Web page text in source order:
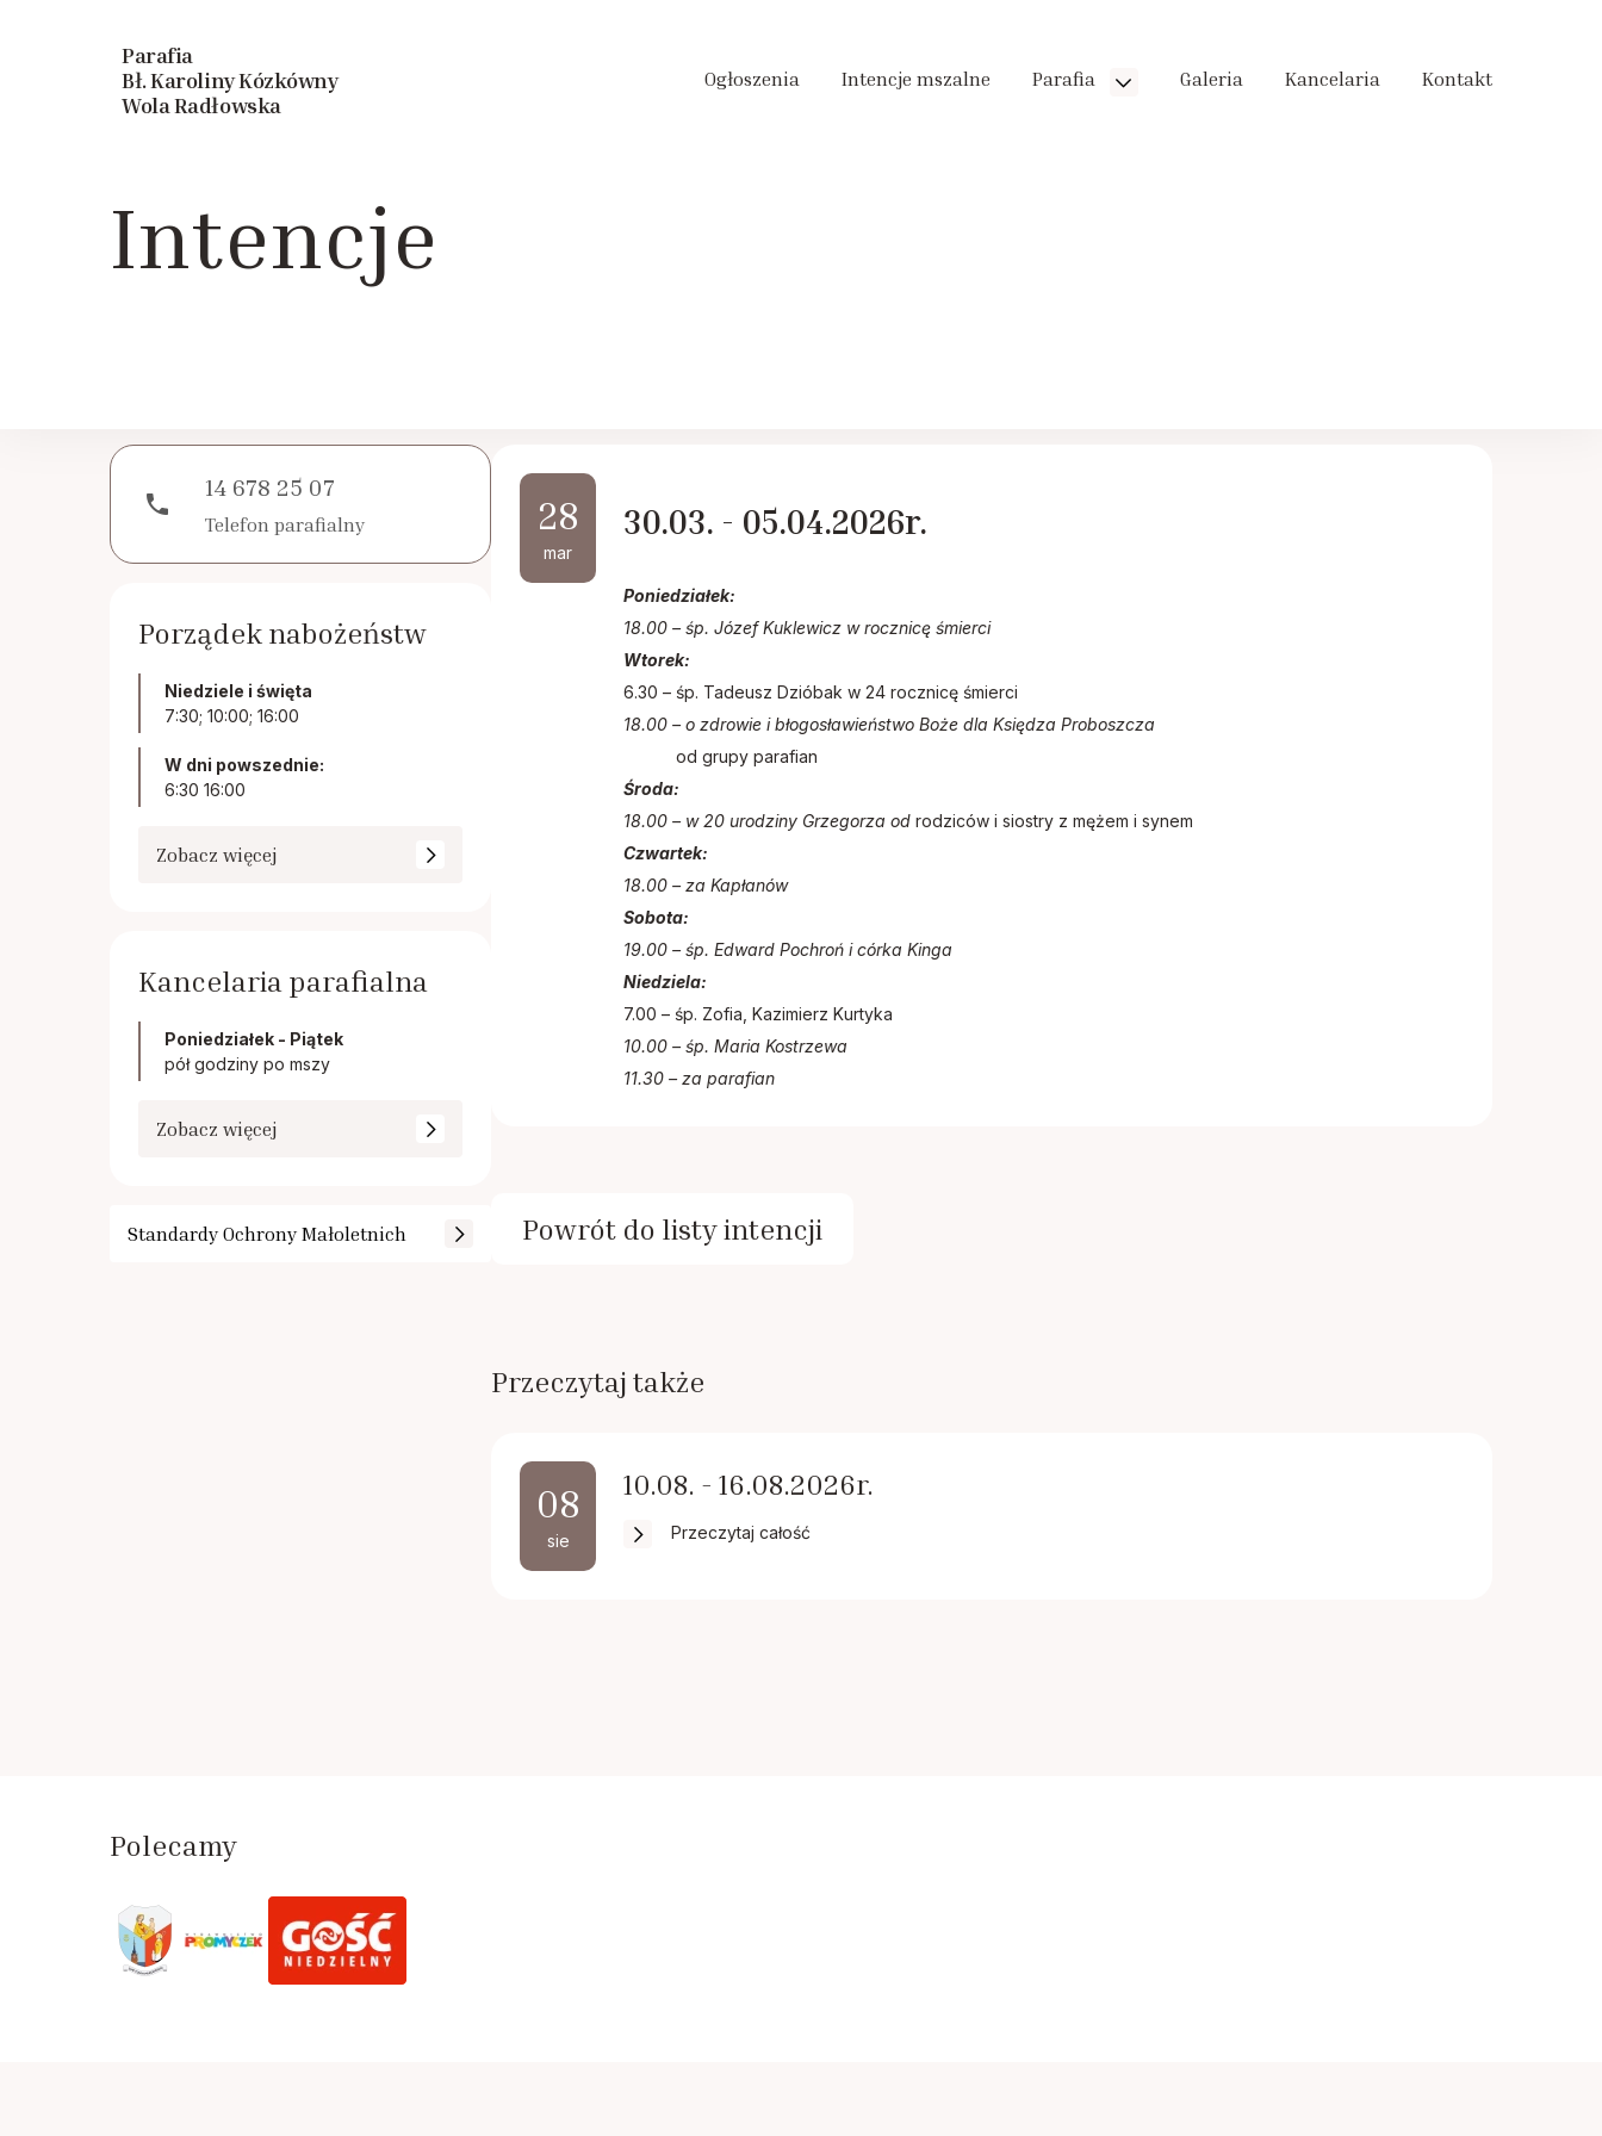
Parafia
Bł. Karoliny Kózkówny
Wola Radłowska
Ogłoszenia Intencje mszalne Parafia Galeria Kancelaria Kontakt
Intencje
phone
14 678 25 07
Telefon parafialny
Porządek nabożeństw
Niedziele i święta
7:30; 10:00; 16:00
W dni powszednie:
6:30 16:00
Zobacz więcej
Kancelaria parafialna
Poniedziałek - Piątek
pół godziny po mszy
Zobacz więcej
Standardy Ochrony Małoletnich
28
mar
30.03. - 05.04.2026r.
Poniedziałek:
18.00 – śp. Józef Kuklewicz w rocznicę śmierci
Wtorek:
6.30 – śp. Tadeusz Dzióbak w 24 rocznicę śmierci
18.00 – o zdrowie i błogosławieństwo Boże dla Księdza Proboszcza
od grupy parafian
Środa:
18.00 – w 20 urodziny Grzegorza od rodziców i siostry z mężem i synem
Czwartek:
18.00 – za Kapłanów
Sobota:
19.00 – śp. Edward Pochroń i córka Kinga
Niedziela:
7.00 – śp. Zofia, Kazimierz Kurtyka
10.00 – śp. Maria Kostrzewa
11.30 – za parafian
Powrót do listy intencji
Przeczytaj także
08
sie
10.08. - 16.08.2026r.
Przeczytaj całość
Polecamy